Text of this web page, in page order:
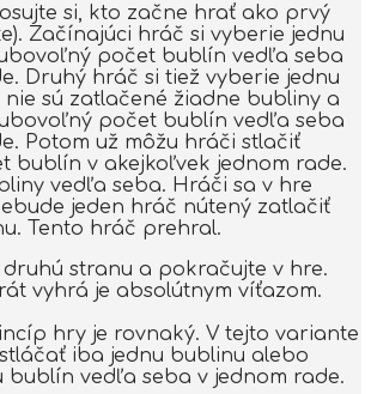
si, kto začne hrať ako prvý
Začínajúci hráč si vyberie jednu
počet bublín vedľa seba
Druhý hráč si tiež vyberie jednu
sú zatlačené žiadne bubliny a
počet bublín vedľa seba
Potom už môžu hráči stlačiť
bublín v akejkoľvek jednom rade.
vedľa seba. Hráči sa v hre
jeden hráč nútený zatlačiť
Tento hráč prehral.
stranu a pokračujte v hre.
vyhrá je absolútnym víťazom.
hry je rovnaký. V tejto variante
iba jednu bublinu alebo
bublín vedľa seba v jednom rade.